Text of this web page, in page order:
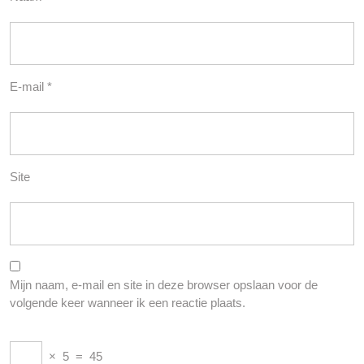
E-mail *
Site
Mijn naam, e-mail en site in deze browser opslaan voor de
volgende keer wanneer ik een reactie plaats.
× 5 = 45